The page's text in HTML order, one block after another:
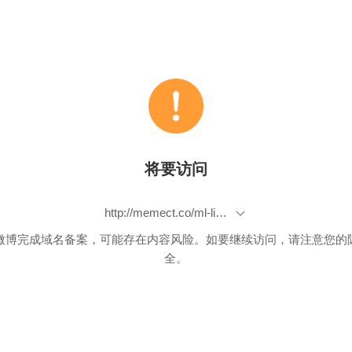
将要访问
http://memect.co/ml-list-2015-07-31
博完成域名备案，可能存在内容风险。如要继续访问，请注意您的
全。